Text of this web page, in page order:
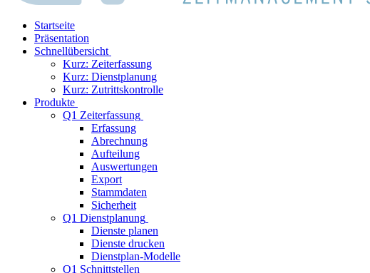
Startseite
Präsentation
Schnellübersicht
Kurz: Zeiterfassung
Kurz: Dienstplanung
Kurz: Zutrittskontrolle
Produkte
Q1 Zeiterfassung
Erfassung
Abrechnung
Aufteilung
Auswertungen
Export
Stammdaten
Sicherheit
Q1 Dienstplanung
Dienste planen
Dienste drucken
Dienstplan-Modelle
Q1 Schnittstellen